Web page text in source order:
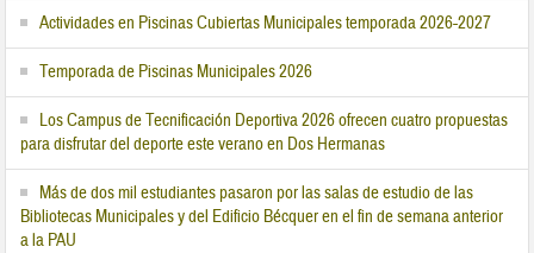
Actividades en Piscinas Cubiertas Municipales temporada 2026-2027
Temporada de Piscinas Municipales 2026
Los Campus de Tecnificación Deportiva 2026 ofrecen cuatro propuestas
para disfrutar del deporte este verano en Dos Hermanas
Más de dos mil estudiantes pasaron por las salas de estudio de las
Bibliotecas Municipales y del Edificio Bécquer en el fin de semana anterior
a la PAU